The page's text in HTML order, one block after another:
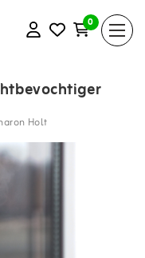
0
Holt